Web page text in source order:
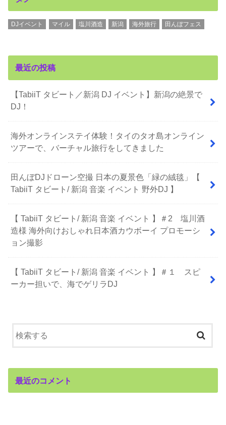
DJイベント マイル 塩川酒造 新潟 海外旅行 田んぼフェス
最近の投稿
【TabiiT タビート／新潟 DJ イベント】新潟の絶景で
DJ！
海外オンラインステイ体験！タイのタオ島オンライン
ツアーで、バーチャル旅行をしてきました
田んぼDJドローン空撮 日本の夏景色「緑の絨毯」【
TabiiT タビート/ 新潟 音楽 イベント 野外DJ 】
【 TabiiT タビート/ 新潟 音楽 イベント 】＃2 塩川酒
造様 海外向けおしゃれ日本酒カウボーイ プロモーシ
ョン撮影
【 TabiiT タビート/ 新潟 音楽 イベント 】＃１ スピ
ーカー担いで、海でゲリラDJ
最近のコメント